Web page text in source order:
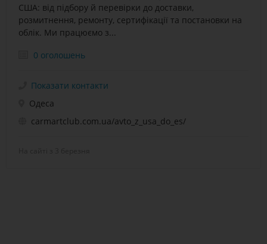
США: від підбору й перевірки до доставки,
розмитнення, ремонту, сертифікації та постановки на
облiк. Ми працюємо з...
0 оголошень
Показати контакти
Одеса
carmartclub.com.ua/avto_z_usa_do_es/